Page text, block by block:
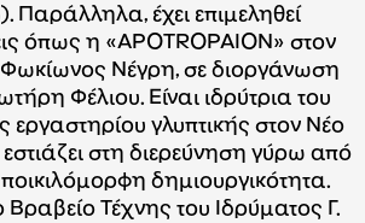
Παράλληλα, έχει επιμεληθεί
όπως η «APOTROPAION» στον
Νέγρη, σε διοργάνωση
Φέλιου. Είναι ιδρύτρια του
εργαστηρίου γλυπτικής στον Νέο
στη διερεύνηση γύρω από
ποικιλόμορφη δημιουργικότητα.
Βραβείο Τέχνης του Ιδρύματος Γ.